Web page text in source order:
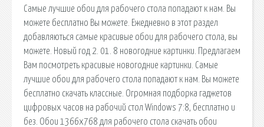
Самые лучшие обои для рабочего стола попадают к нам. Вы
можете бесплатно Вы можете. Ежедневно в этот раздел
добавляються самые красивые обои для рабочего стола, вы
можете. Новый год 2. 01. 8 новогодние картинки. Предлагаем
Вам посмотреть красивые новогодние картинки. Самые
лучшие обои для рабочего стола попадают к нам. Вы можете
бесплатно скачать классные. Огромная подборка гаджетов
цифровых часов на рабочий стол Windows 7:8, бесплатно и
без. Обои 1366x768 для рабочего стола скачать обои